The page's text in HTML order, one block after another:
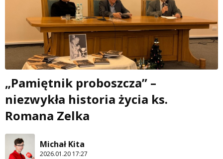
„Pamiętnik proboszcza” –
niezwykła historia życia ks.
Romana Zelka
Michał Kita
2026.01.20 17:27